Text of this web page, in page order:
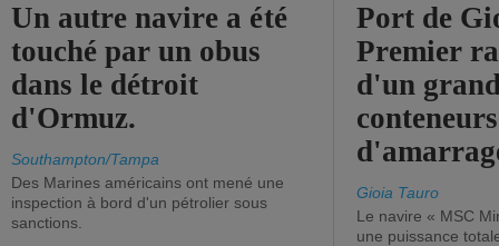
Un autre navire a été
touché par un obus
dans le détroit
d'Ormuz.
Southampton/Tampa
Des Marines américains ont mené une
inspection à bord d'un pétrolier sous
sanctions.
Port de
Premier
d'un
Gioia Tauro
Le navire « MSC
une puissance